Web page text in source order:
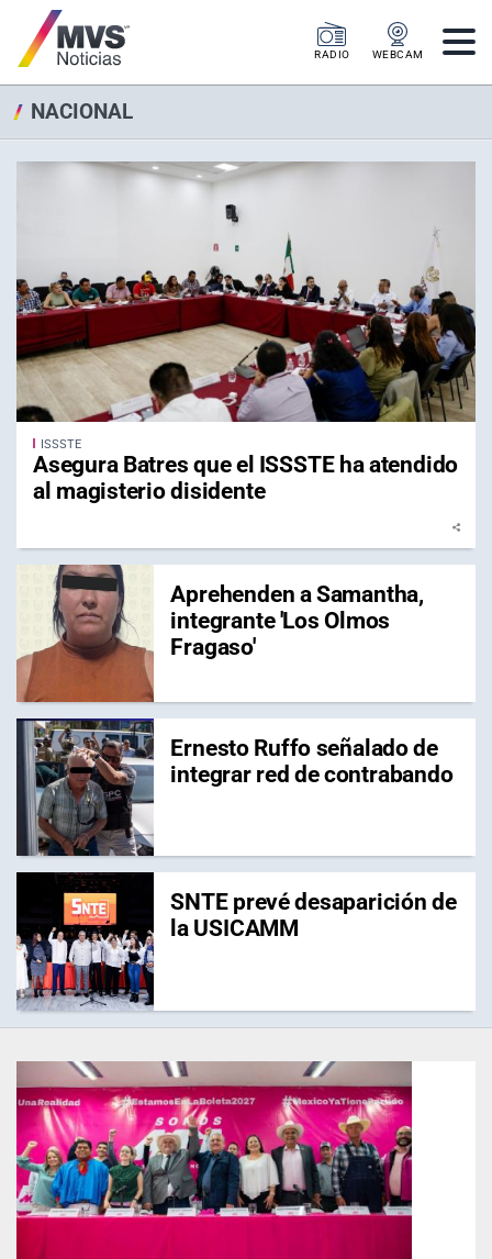
RADIO WEBCAM
NACIONAL
ISSSTE
Asegura Batres que el ISSSTE ha atendido
al magisterio disidente
Aprehenden a Samantha,
integrante 'Los Olmos
Fragaso'
Ernesto Ruffo señalado de
integrar red de contrabando
SNTE prevé desaparición de
la USICAMM